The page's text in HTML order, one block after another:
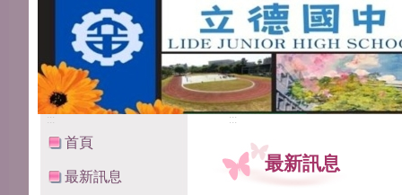
:::
首頁
最新訊息
:::
最新訊息